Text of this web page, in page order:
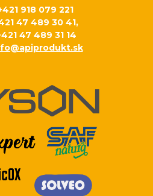
918 079 221
47 489 30 41,
489 31 14